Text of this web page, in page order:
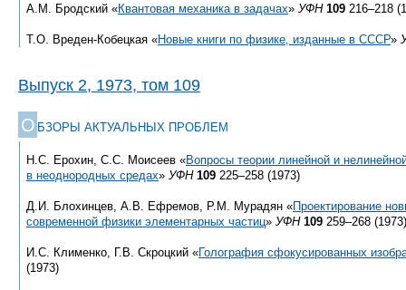
А.М. Бродский «Квантовая механика в задачах» УФН 109 216–218
Т.О. Вреден-Кобецкая «Новые книги по физике, изданные в СССР»
Выпуск 2, 1973, том 109
О БЗОРЫ АКТУАЛЬНЫХ ПРОБЛЕМ
Н.С. Ерохин, С.С. Моисеев «Вопросы теории линейной и
в неоднородных средах» УФН 109 225–258 (1973)
Д.И. Блохинцев, А.В. Ефремов, Р.М. Мурадян «Проектирование
современной физики элементарных частиц» УФН 109 259–268 (1973)
И.С. Клименко, Г.В. Скроцкий «Голография сфокусированных
(1973)